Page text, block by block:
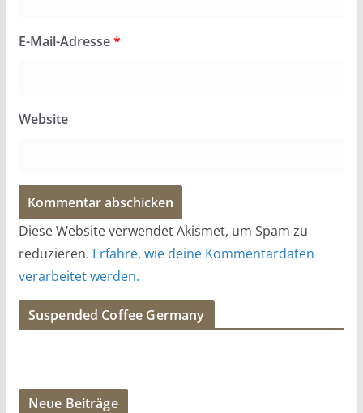
E-Mail-Adresse*
Website
Diese Website verwendet Akismet, um Spam zu
reduzieren. Erfahre, wie deine Kommentardaten
verarbeitet werden.
Suspended Coffee Germany
Neue Beiträge